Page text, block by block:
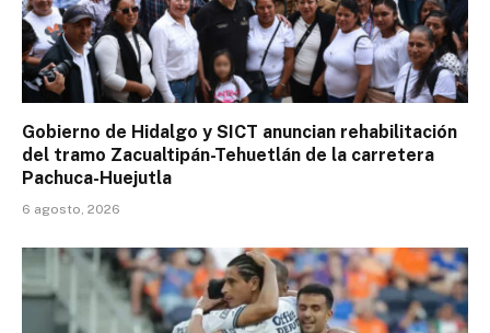
Gobierno de Hidalgo y SICT anuncian rehabilitación
del tramo Zacualtipán-Tehuetlán de la carretera
Pachuca-Huejutla
6 agosto, 2026